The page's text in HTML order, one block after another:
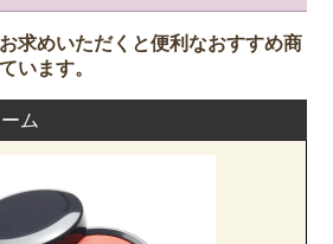
求めいただくと便利なおすすめ商
います。
ム